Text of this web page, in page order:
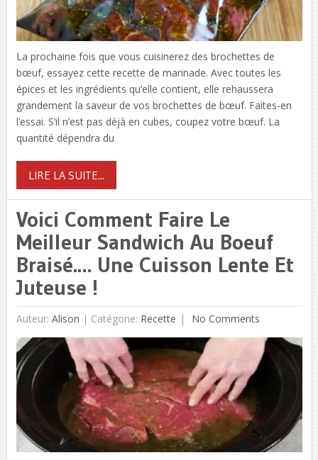
La prochaine fois que vous cuisinerez des brochettes de
bœuf, essayez cette recette de marinade. Avec toutes les
épices et les ingrédients qu’elle contient, elle rehaussera
grandement la saveur de vos brochettes de bœuf. Faites-en
l’essai. S’il n’est pas déjà en cubes, coupez votre bœuf. La
quantité dépendra du
LIRE LA SUITE...
Voici Comment Faire Le
Meilleur Sandwich Au Boeuf
Braisé.… Une Cuisson Lente Et
Juteuse !
Auteur: Alison | Catégorie: Recette No Comments